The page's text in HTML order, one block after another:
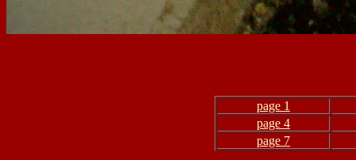
page 1
page 4
page 7